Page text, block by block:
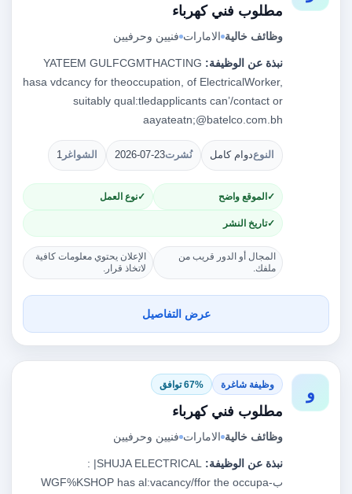
مطلوب فني كهرباء
وظائف خالية الامارات فنيين وحرفيين
نبذة عن الوظيفة: YATEEM GULFCGMTHACTING
hasa vdcancy for theoccupation, of ElectricalWorker,
suitably qual:tledapplicants can’/contact or
aayateatn;@batelco.com.bh
النوعدوام كامل نُشرت2026-07-23 الشواغر 1
الموقع واضح نوع العمل
تاريخ النشر
المجال أو الدور قريب من
ملفك.
الإعلان يحتوي معلومات كافية
لاتخاذ قرار.
عرض التفاصيل
و وظيفة شاغرة 67% توافق
مطلوب فني كهرباء
وظائف خالية الامارات فنيين وحرفيين
نبذة عن الوظيفة:
‎SHUJA ELECTRICAL| :‏
ب‎WGF%KSHOP has al:‎vacancy/ffor the occupa-